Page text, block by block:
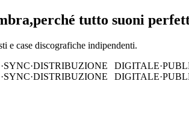
perché tutto suoni
e case discografiche indipendenti.
·SYNC·DISTRIBUZIONE DIGITALE·
·SYNC·DISTRIBUZIONE DIGITALE·